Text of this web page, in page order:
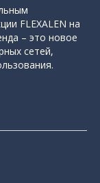
FLEXALEN на
– это новое
сетей,